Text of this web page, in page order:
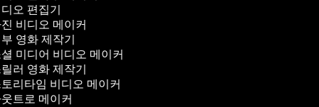
오 편집기
비디오 메이커
영화 제작기
미디어 비디오 메이커
러 영화 제작기
리타임 비디오 메이커
트로 메이커